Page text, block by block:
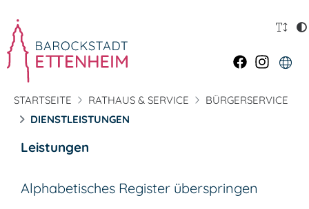
STARTSEITE RATHAUS & SERVICE
BÜRGERSERVICE
DIENSTLEISTUNGEN
Leistungen
Alphabetisches Register überspringen